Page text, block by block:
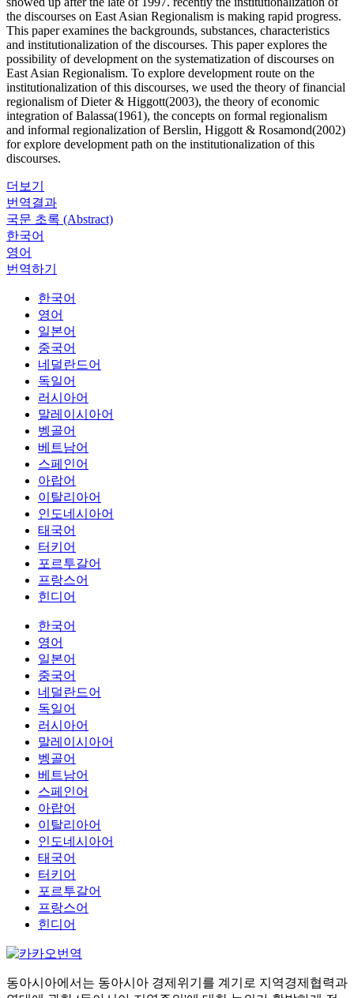
the discourses on East Asian Regionalism is making rapid progress.
This paper examines the backgrounds, substances, characteristics
and institutionalization of the discourses. This paper explores the
possibility of development on the systematization of discourses on
East Asian Regionalism. To explore development route on the
institutionalization of this discourses, we used the theory of financial
regionalism of Dieter & Higgott(2003), the theory of economic
integration of Balassa(1961), the concepts on formal regionalism
and informal regionalization of Berslin, Higgott & Rosamond(2002)
for explore development path on the institutionalization of this
discourses.
더보기
번역결과
국문 초록 (Abstract)
한국어
영어
번역하기
한국어
영어
일본어
중국어
네덜란드어
독일어
러시아어
말레이시아어
벵골어
베트남어
스페인어
아랍어
이탈리아어
인도네시아어
태국어
터키어
포르투갈어
프랑스어
힌디어
한국어
영어
일본어
중국어
네덜란드어
독일어
러시아어
말레이시아어
벵골어
베트남어
스페인어
아랍어
이탈리아어
인도네시아어
태국어
터키어
포르투갈어
프랑스어
힌디어
동아시아에서는 동아시아 경제위기를 계기로 지역경제협력과